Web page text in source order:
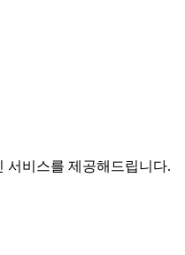
서비스를 제공해드립니다.